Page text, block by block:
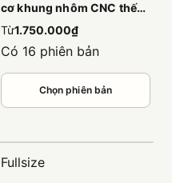
cơ khung nhôm CNC thế
hệ mới
Từ1.750.000₫
Có 16 phiên bản
Chọn phiên bản
Fullsize